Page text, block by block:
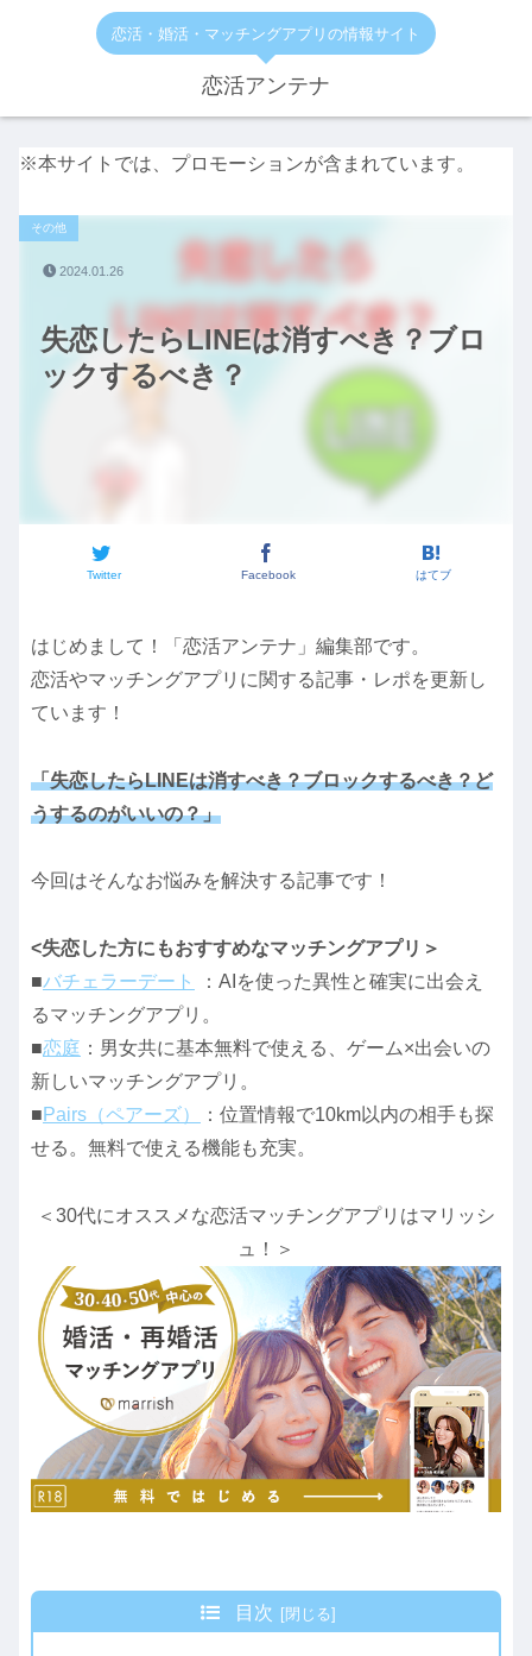
恋活・婚活・マッチングアプリの情報サイト
恋活アンテナ
※本サイトでは、プロモーションが含まれています。
失恋したらLINEは消すべき？ブロ
ックするべき？
その他
Twitter Facebook はてブ
2024.01.26
はじめまして！「恋活アンテナ」編集部です。
恋活やマッチングアプリに関する記事・レポを更新し
ています！
「失恋したらLINEは消すべき？ブロックするべき？ど
うするのがいいの？」
今回はそんなお悩みを解決する記事です！
<失恋した方にもおすすめなマッチングアプリ＞
■バチェラーデート
：AIを使った異性と確実に出会え
るマッチングアプリ。
■恋庭 ：男女共に基本無料で使える、ゲーム×出会いの
新しいマッチングアプリ。
■ Pairs（ペアーズ）
：位置情報で10km以内の相手も探
せる。無料で使える機能も充実。
＜30代にオススメな恋活マッチングアプリはマリッシ
ュ！＞
目次